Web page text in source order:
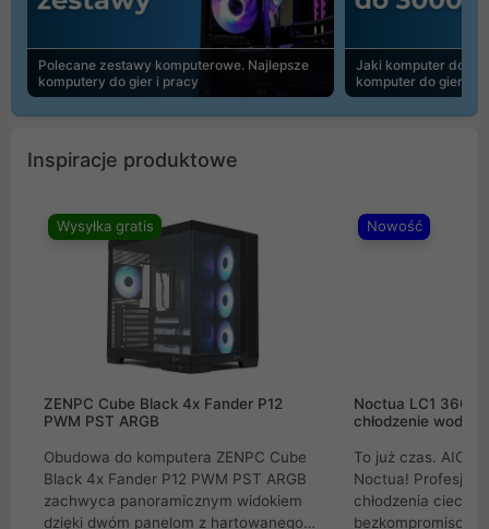
Polecane zestawy komputerowe. Najlepsze
komputery do gier i pracy
Jaki komputer do
komputer do gier |
Inspiracje produktowe
Wysyłka gratis
ZENPC Cube Black 4x Fander P12
PWM PST ARGB
Obudowa do komputera ZENPC Cube
Black 4x Fander P12 PWM PST ARGB
zachwyca panoramicznym widokiem
dzięki dwóm panelom z hartowanego
Nowość
Noctua LC1
chłodzenie wodne
To już czas. AIO
Noctua!
chłodzenia cieczą